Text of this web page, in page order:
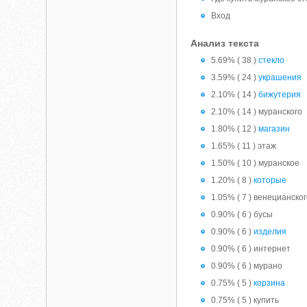
Вход
Анализ текста
5.69% ( 38 )стекло
3.59% ( 24 )украшения
2.10% ( 14 )бижутерия
2.10% ( 14 ) муранского
1.80% ( 12 )магазин
1.65% ( 11 ) этаж
1.50% ( 10 ) муранское
1.20% ( 8 )которые
1.05% ( 7 )
0.90% ( 6 ) бусы
0.90% ( 6 )изделия
0.90% ( 6 ) интернет
0.90% ( 6 ) мурано
0.75% ( 5 )корзина
0.75% ( 5 ) купить